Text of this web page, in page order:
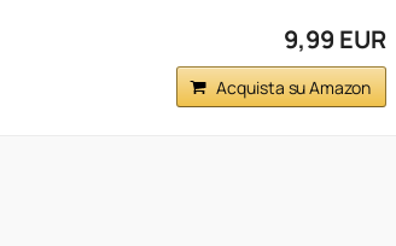
9,99 EUR
Acquista su Amazon